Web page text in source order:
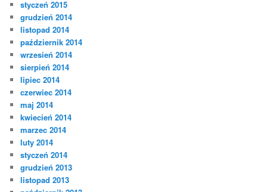
styczeń 2015
grudzień 2014
listopad 2014
październik 2014
wrzesień 2014
sierpień 2014
lipiec 2014
czerwiec 2014
maj 2014
kwiecień 2014
marzec 2014
luty 2014
styczeń 2014
grudzień 2013
listopad 2013